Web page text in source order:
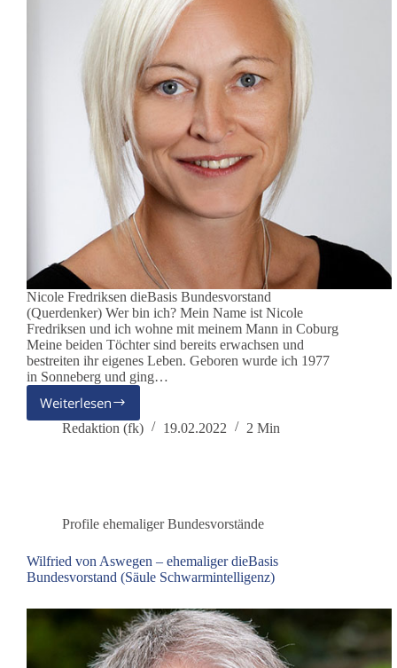
Nicole Fredriksen dieBasis Bundesvorstand
(Querdenker) Wer bin ich? Mein Name ist Nicole
Fredriksen und ich wohne mit meinem Mann in Coburg
Meine beiden Töchter sind bereits erwachsen und
bestreiten ihr eigenes Leben. Geboren wurde ich 1977
in Sonneberg und ging…
Weiterlesen
Nicole
Fredriksen
(Querdenkerin)
Redaktion (fk) 19.02.2022 2 Min
Profile ehemaliger Bundesvorstände
Wilfried von Aswegen – ehemaliger dieBasis
Bundesvorstand (Säule Schwarmintelligenz)